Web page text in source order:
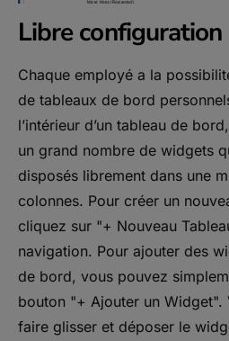
Libre configuration
Chaque employé a la
de tableaux de bord
l’intérieur d’un tableau de
un grand nombre de widgets
disposés librement dans une
colonnes. Pour créer un
cliquez sur "+ Nouveau
navigation. Pour ajouter des
de bord, vous pouvez
bouton "+ Ajouter un Widget".
faire glisser et déposer le